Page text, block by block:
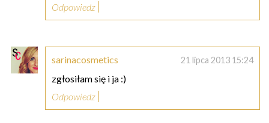
Odpowiedz
sarinacosmetics 21 lipca 2013 15:24
zgłosiłam się i ja :)
Odpowiedz